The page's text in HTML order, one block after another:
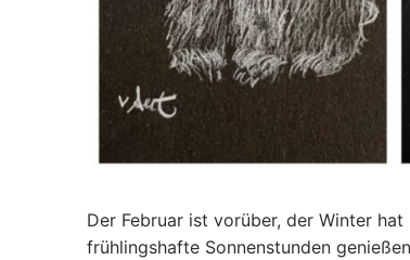
Der Februar ist vorüber, der Winter
frühlingshafte Sonnenstunden